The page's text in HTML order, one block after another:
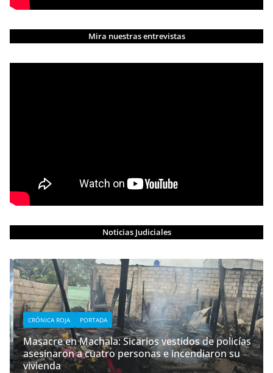
Mira nuestras entrevistas
Noticias Judiciales
CRÓNICA ROJA PORTADA
Masacre en Machala: Sicarios vestidos de policías
asesinaron a cuatro personas e incendiaron su
vivienda